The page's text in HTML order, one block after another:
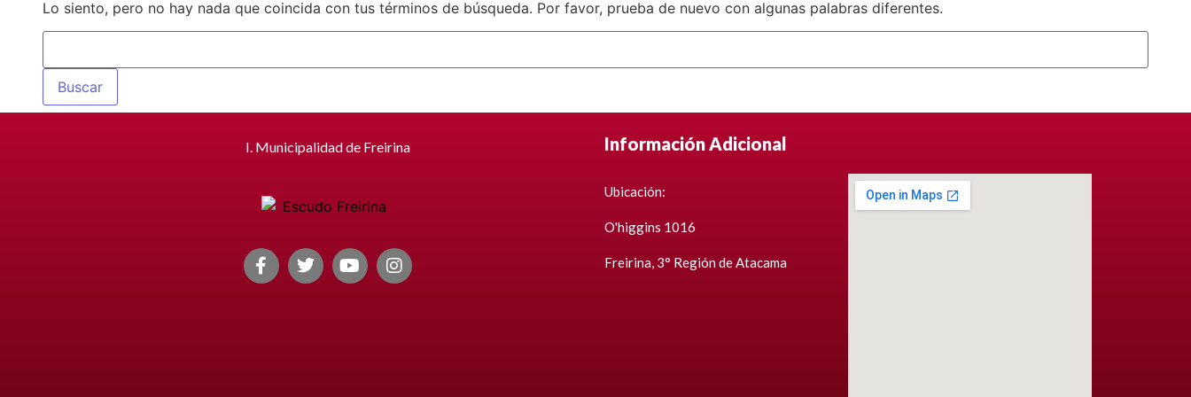
Lo siento, pero no hay nada que coincida con tus términos de búsqueda. Por favor, prueba de nuevo con algunas palabras diferentes.
I. Municipalidad de Freirina Información Adicional
Ubicación:
O'higgins 1016
Freirina, 3° Región de Atacama